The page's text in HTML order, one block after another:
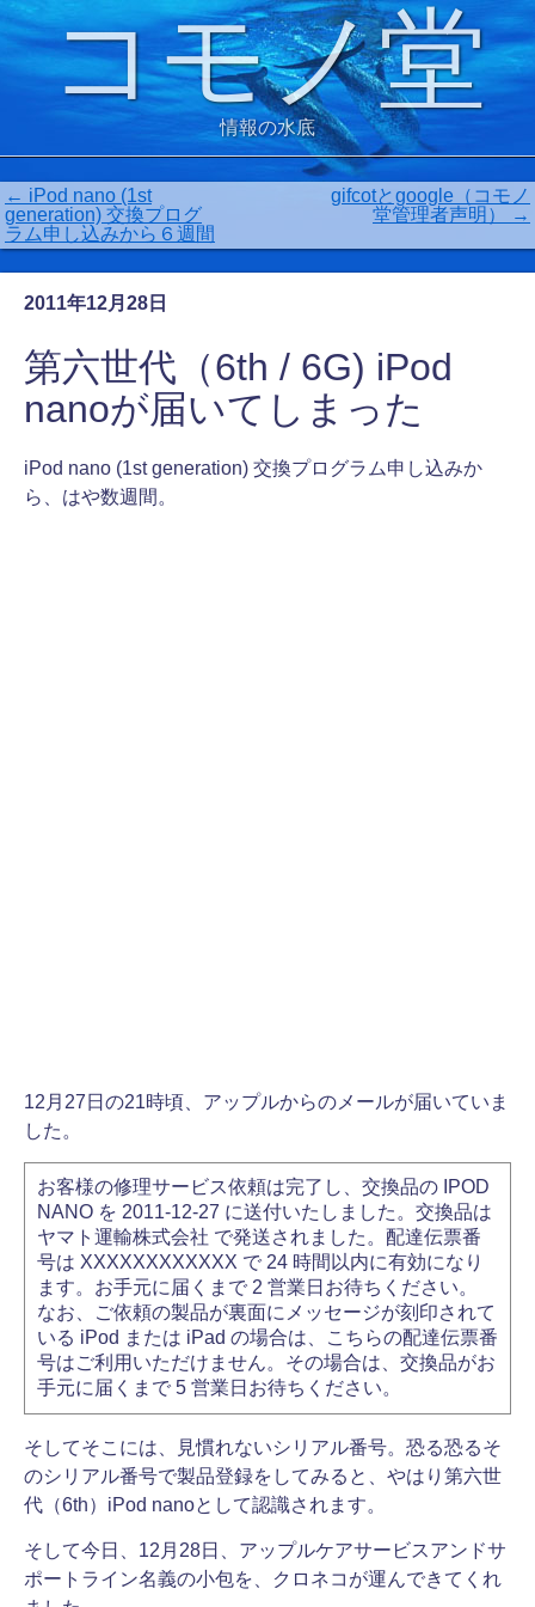
コモノ堂
情報の水底
← iPod nano (1st
generation) 交換プログ
ラム申し込みから６週間
gifcotとgoogle（コモノ
堂管理者声明）
→
2011年12月28日
第六世代（6th / 6G) iPod
nanoが届いてしまった
iPod nano (1st generation) 交換プログラム申し込みか
ら、はや数週間。
12月27日の21時頃、アップルからのメールが届いていま
した。
お客様の修理サービス依頼は完了し、交換品の IPOD
NANO を 2011-12-27 に送付いたしました。交換品は
ヤマト運輸株式会社 で発送されました。配達伝票番
号は XXXXXXXXXXXX で 24 時間以内に有効になり
ます。お手元に届くまで 2 営業日お待ちください。
なお、ご依頼の製品が裏面にメッセージが刻印されて
いる iPod または iPad の場合は、こちらの配達伝票番
号はご利用いただけません。その場合は、交換品がお
手元に届くまで 5 営業日お待ちください。
そしてそこには、見慣れないシリアル番号。恐る恐るそ
のシリアル番号で製品登録をしてみると、やはり第六世
代（6th）iPod nanoとして認識されます。
そして今日、12月28日、アップルケアサービスアンドサ
ポートライン名義の小包を、クロネコが運んできてくれ